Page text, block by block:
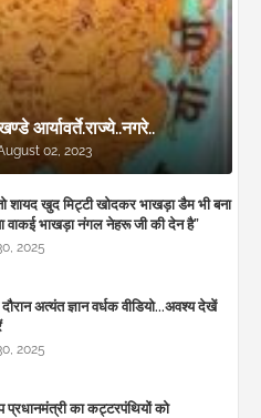
आर्यावर्ते.राज्ये..नगरे..
02, 2023
शायद खुद मिट्टी खोदकर भाखड़ा डैम भी बना
वाकई भाखड़ा नंगल नेहरू जी की देन है”
2025
अत्यंत ज्ञान वर्धक वीडियो...अवश्य देखें
2025
प्रधानमंत्री का कट्टरपंथियों को